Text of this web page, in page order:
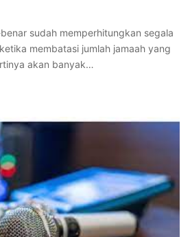
sudah memperhitungkan segala
membatasi jumlah jamaah yang
akan banyak…